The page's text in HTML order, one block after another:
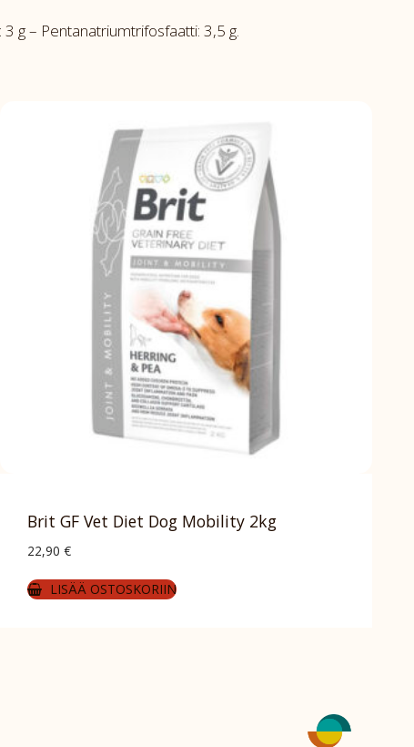
3 g – Pentanatriumtrifosfaatti: 3,5 g.
Brit GF Vet Diet Dog Mobility 2kg
22,90€
LISÄÄ OSTOSKORIIN